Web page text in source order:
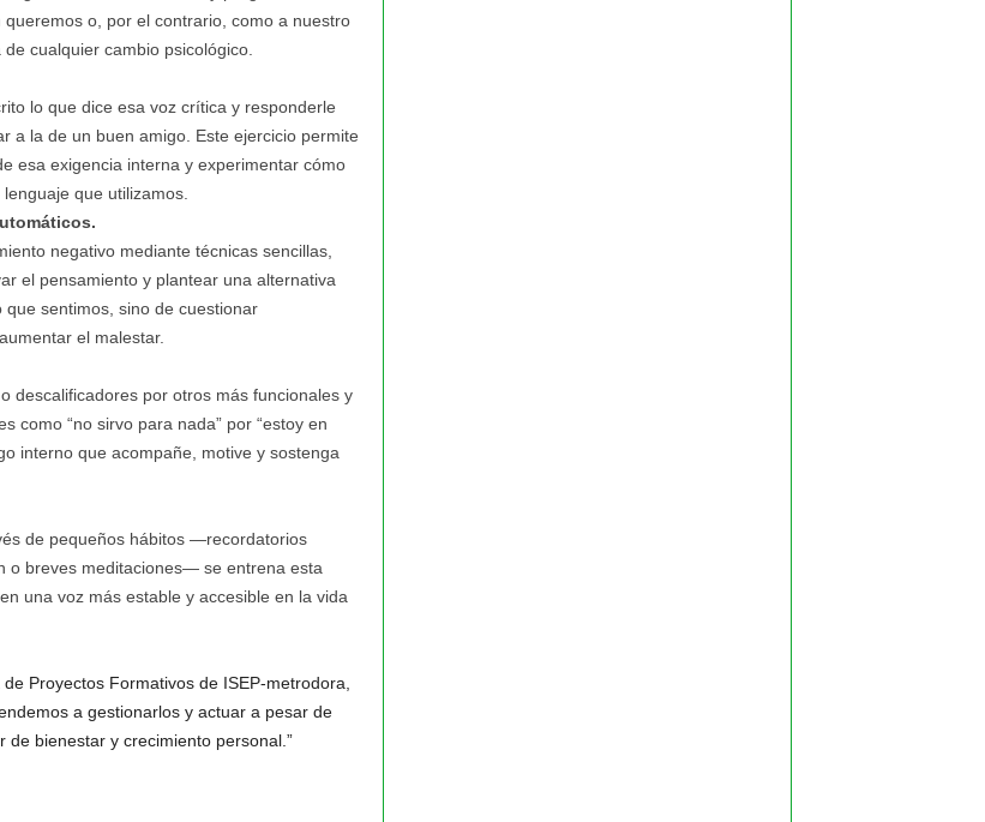
o, por el contrario, como a nuestro
cualquier cambio psicológico.
lo que dice esa voz crítica y responderle
a la de un buen amigo. Este ejercicio permite
esa exigencia interna y experimentar cómo
que utilizamos.
negativo mediante técnicas sencillas,
el pensamiento y plantear una alternativa
sentimos, sino de cuestionar
el malestar.
descalificadores por otros más funcionales y
como “no sirvo para nada” por “estoy en
interno que acompañe, motive y sostenga
de pequeños hábitos —recordatorios
o breves meditaciones— se entrena esta
una voz más estable y accesible en la vida
Proyectos Formativos de ISEP-metrodora,
a gestionarlos y actuar a pesar de
bienestar y crecimiento personal.”